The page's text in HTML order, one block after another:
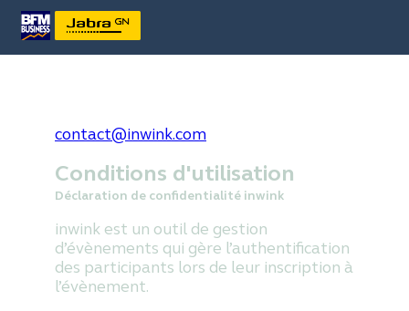
contact@inwink.com
Conditions d'utilisation
Déclaration de confidentialité inwink
inwink est un outil de gestion
d’évènements qui gère l’authentification
des participants lors de leur inscription à
l’évènement.